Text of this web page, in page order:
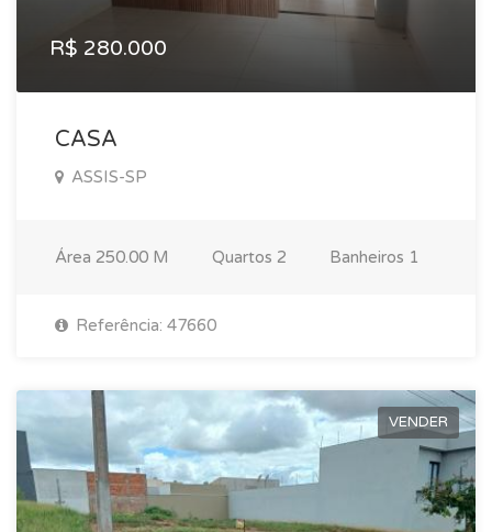
R$ 280.000
CASA
ASSIS-SP
Área 250.00 M Quartos 2 Banheiros 1
Referência: 47660
VENDER